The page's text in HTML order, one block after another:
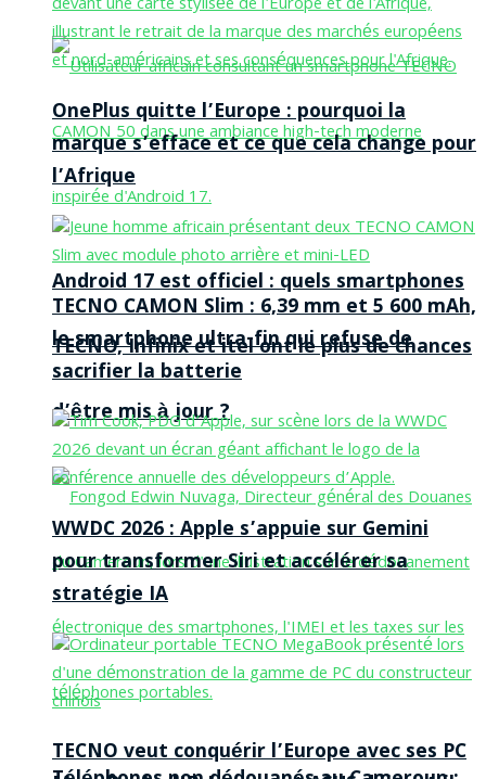
Android 17 est officiel : quels smartphones
TECNO, Infinix et itel ont le plus de chances
d’être mis à jour ?
OnePlus quitte l’Europe : pourquoi la
marque s’efface et ce que cela change pour
l’Afrique
TECNO CAMON Slim : 6,39 mm et 5 600 mAh,
le smartphone ultra-fin qui refuse de
sacrifier la batterie
WWDC 2026 : Apple s’appuie sur Gemini
pour transformer Siri et accélérer sa
stratégie IA
TECNO veut conquérir l’Europe avec ses PC